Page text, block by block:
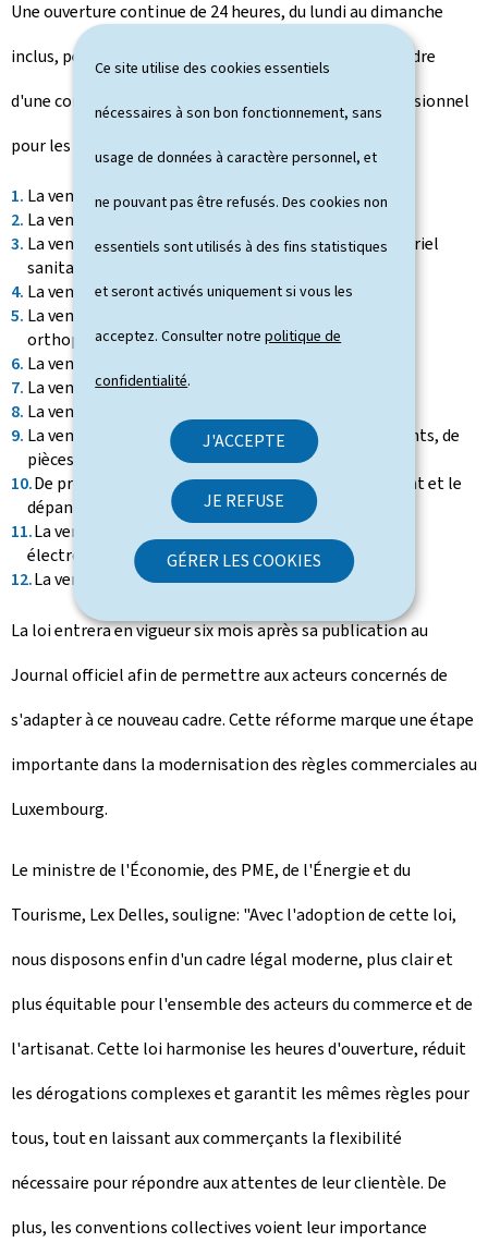
Ce site utilise des cookies essentiels
nécessaires à son bon fonctionnement, sans
usage de données à caractère personnel, et
ne pouvant pas être refusés. Des cookies non
essentiels sont utilisés à des fins statistiques
et seront activés uniquement si vous les
acceptez. Consulter notrepolitique de
confidentialité.
J'ACCEPTE
JE REFUSE
GÉRER LES COOKIES
Une ouverture continue de 24 heures, du lundi au dimanche
inclus, peut être prévue en vertu d'un accord dans le cadre
d'une convention collective ou d'un accord interprofessionnel
pour les activités suivantes:
La vente de denrées alimentaires;
La vente de médicaments et de produits de santé;
La vente de produits d'hygiène, de lavage et de matériel
sanitaire;
La vente d'articles d'optique;
La vente d'articles médicaux, orthopédiques et
orthophoniques;
La vente d'alimentation pour animaux;
La vente de livres, de journaux et de papeterie;
La vente d'ustensiles de ménage et de cuisine;
La vente de carburants, de combustibles, de lubrifiants, de
pièces de rechange, d'accessoires;
De produits d'entretien pour le bon fonctionnement et le
dépannage de véhicules;
La vente de produits du tabac et de cigarettes
électroniques;
La vente de matériels de télécommunication.
La loi entrera en vigueur six mois après sa publication au
Journal officiel afin de permettre aux acteurs concernés de
s'adapter à ce nouveau cadre. Cette réforme marque une étape
importante dans la modernisation des règles commerciales au
Luxembourg.
Le ministre de l'Économie, des PME, de l'Énergie et du
Tourisme, Lex Delles, souligne: "Avec l'adoption de cette loi,
nous disposons enfin d'un cadre légal moderne, plus clair et
plus équitable pour l'ensemble des acteurs du commerce et de
l'artisanat. Cette loi harmonise les heures d'ouverture, réduit
les dérogations complexes et garantit les mêmes règles pour
tous, tout en laissant aux commerçants la flexibilité
nécessaire pour répondre aux attentes de leur clientèle. De
plus, les conventions collectives voient leur importance